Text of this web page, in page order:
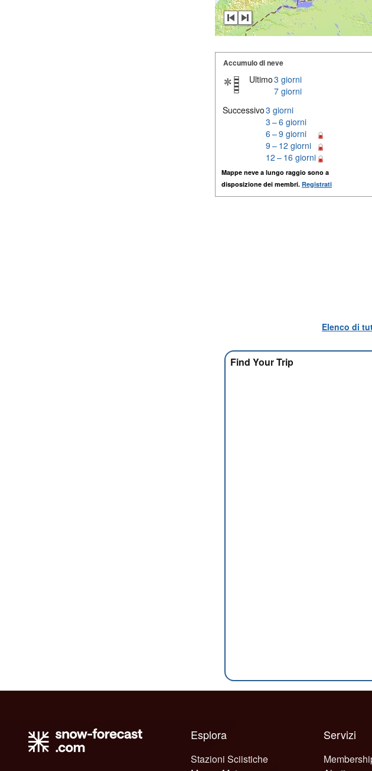
Accumulo di neve
Ultimo3 giorni
7 giorni
Successivo3 giorni
3 – 6 giorni
6 – 9 giorni
9 – 12 giorni
12 – 16 giorni
Mappe neve a lungo raggio sono a
disposizione dei membri. Registrati
Elenco di
Find Your Trip
Esplora
Stazioni Sciistiche
Servizi